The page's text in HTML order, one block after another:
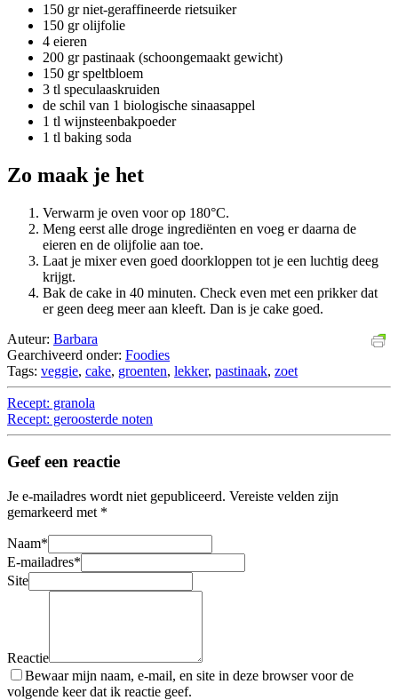
150 gr niet-geraffineerde rietsuiker
150 gr olijfolie
4 eieren
200 gr pastinaak (schoongemaakt gewicht)
150 gr speltbloem
3 tl speculaaskruiden
de schil van 1 biologische sinaasappel
1 tl wijnsteenbakpoeder
1 tl baking soda
Zo maak je het
Verwarm je oven voor op 180°C.
Meng eerst alle droge ingrediënten en voeg er daarna de
eieren en de olijfolie aan toe.
Laat je mixer even goed doorkloppen tot je een luchtig deeg
krijgt.
Bak de cake in 40 minuten. Check even met een prikker dat
er geen deeg meer aan kleeft. Dan is je cake goed.
Auteur: Barbara
Gearchiveerd onder: Foodies
Tags: veggie, cake, groenten, lekker, pastinaak, zoet
Recept: granola
Recept: geroosterde noten
Geef een reactie
Je e-mailadres wordt niet gepubliceerd. Vereiste velden zijn
gemarkeerd met *
Naam*
E-mailadres*
Site
Reactie
Bewaar mijn naam, e-mail, en site in deze browser voor de
volgende keer dat ik reactie geef.